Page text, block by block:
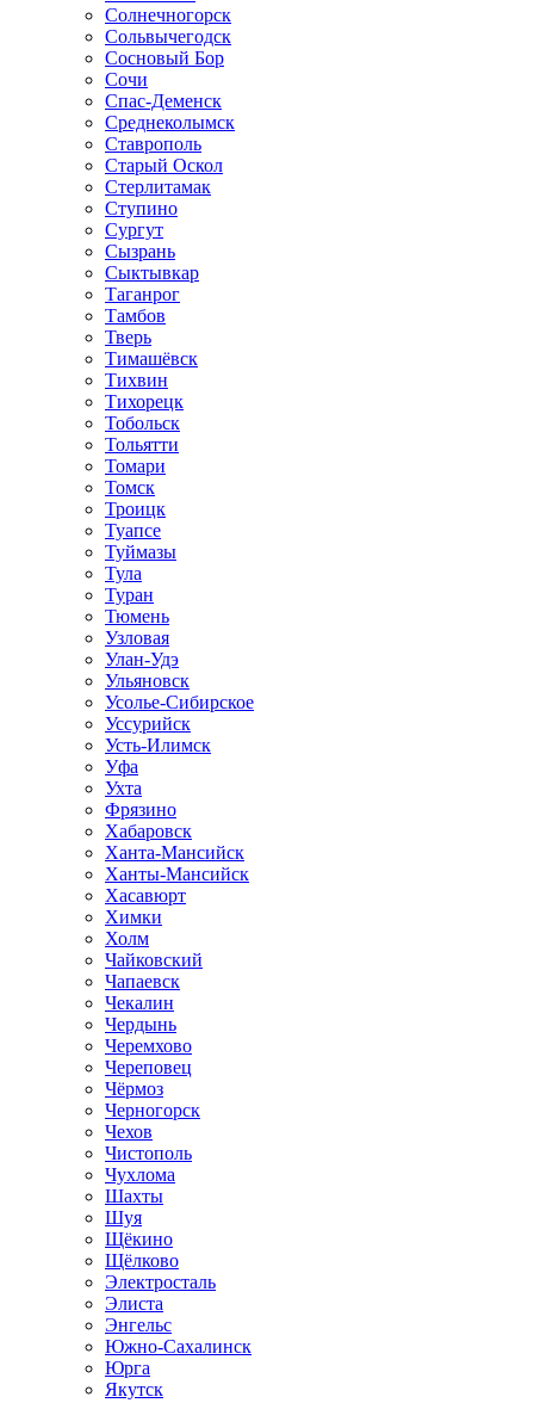
Солнечногорск
Сольвычегодск
Сосновый Бор
Сочи
Спас-Деменск
Среднеколымск
Ставрополь
Старый Оскол
Стерлитамак
Ступино
Сургут
Сызрань
Сыктывкар
Таганрог
Тамбов
Тверь
Тимашёвск
Тихвин
Тихорецк
Тобольск
Тольятти
Томари
Томск
Троицк
Туапсе
Туймазы
Тула
Туран
Тюмень
Узловая
Улан-Удэ
Ульяновск
Усолье-Сибирское
Уссурийск
Усть-Илимск
Уфа
Ухта
Фрязино
Хабаровск
Ханта-Мансийск
Ханты-Мансийск
Хасавюрт
Химки
Холм
Чайковский
Чапаевск
Чекалин
Чердынь
Черемхово
Череповец
Чёрмоз
Черногорск
Чехов
Чистополь
Чухлома
Шахты
Шуя
Щёкино
Щёлково
Электросталь
Элиста
Энгельс
Южно-Сахалинск
Юрга
Якутск